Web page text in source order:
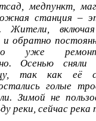
медпункт,
станция –
Жители,
обратно
уже
Осенью сняли
так как её
голые
Зимой не
реки, сейчас